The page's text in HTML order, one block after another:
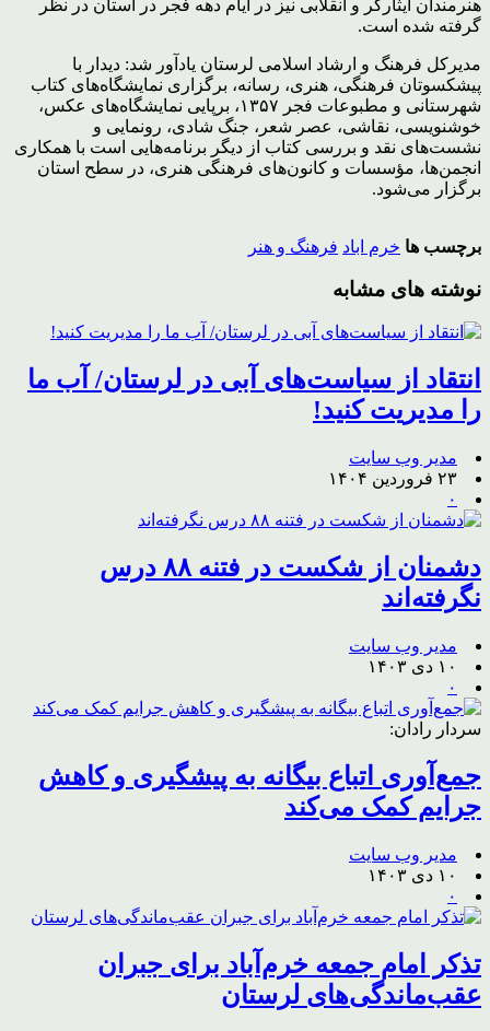
هنرمندان ایثارگر و انقلابی نیز در ایام دهه فجر در استان در نظر
گرفته شده است.
مدیرکل فرهنگ و ارشاد اسلامی لرستان یادآور شد: دیدار با
پیشکسوتان فرهنگی، هنری، رسانه، برگزاری نمایشگاه‌های کتاب
شهرستانی و مطبوعات فجر ۱۳۵۷، برپایی نمایشگاه‌های عکس،
خوشنویسی، نقاشی، عصر شعر، جنگ شادی، رونمایی و
نشست‌های نقد و بررسی کتاب از دیگر برنامه‌هایی است با همکاری
انجمن‌ها، مؤسسات و کانون‌های فرهنگی هنری، در سطح استان
برگزار می‌شود.
برچسب ها خرم اباد فرهنگ و هنر
نوشته های مشابه
انتقاد از سیاست‌های آبی در لرستان/ آب ما
را مدیریت کنید!
مدیر وب سایت
۲۳ فروردین ۱۴۰۴
۰
دشمنان از شکست در فتنه ۸۸ درس
نگرفته‌اند
مدیر وب سایت
۱۰ دی ۱۴۰۳
۰
سردار رادان:
جمع‌آوری اتباع بیگانه به پیشگیری و کاهش
جرایم کمک می‌کند
مدیر وب سایت
۱۰ دی ۱۴۰۳
۰
تذکر امام جمعه خرم‌آباد برای جبران
عقب‌ماندگی‌های لرستان‌